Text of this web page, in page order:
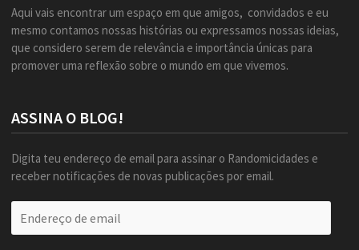
Aqui vais encontrar um espaço em que amigos, convidados e eu
mesmo contamos nossas histórias ou expressamos nossas ideias,
que considero serem de relevância e importância únicas para
promover uma reflexão sobre o mundo em que vivemos.
ASSINA O BLOG!
Digita teu endereço de email para assinar o Randomicidades e
receber notificações de novas publicações por email.
de